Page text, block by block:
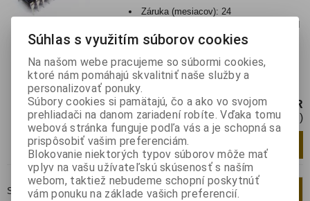
Záruka (mesiacov): 24
Termín dodania(prac.dni)-platí pre sklad
LIESKOVEC:skladom
Hmotnosť balenia:0,001 kg
Integrovaný obvodIntegrated circuit DIP20
3,85 EUR
3,14 EUR (Cena bez DPH)
ks Pridať do košíka
Strana1z1Celkom1záznamov
Súhlas s využitím súborov cookies
Na našom webe pracujeme so súbormi cookies,
ktoré nám pomáhajú skvalitniť naše služby a
personalizovať ponuky.
Súbory cookies si pamätajú, čo a ako vo svojom
prehliadači na danom zariadení robíte. Vďaka tomu
webová stránka funguje podľa vás a je schopná sa
prispôsobiť vašim preferenciám.
Blokovanie niektorých typov súborov môže mať
vplyv na vašu užívateľskú skúsenosť s naším
webom, taktiež nebudeme schopní poskytnúť
vám ponuku na základe vašich preferencií.